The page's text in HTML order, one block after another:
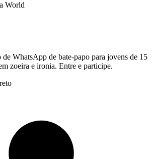
World
WhatsApp de bate-papo para jovens de 15
zoeira e ironia. Entre e participe.